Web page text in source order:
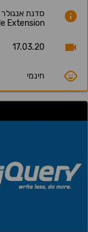
סדנת
Extension
17.03.20
חינמי